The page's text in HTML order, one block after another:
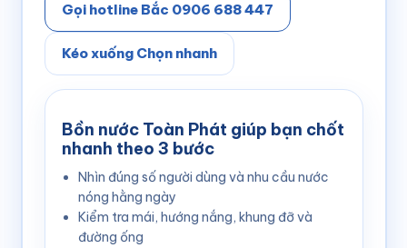
Gọi hotline Bắc 0906 688 447
Kéo xuống Chọn nhanh
Bồn nước Toàn Phát giúp bạn chốt
nhanh theo 3 bước
Nhìn đúng số người dùng và nhu cầu nước
nóng hằng ngày
Kiểm tra mái, hướng nắng, khung đỡ và
đường ống